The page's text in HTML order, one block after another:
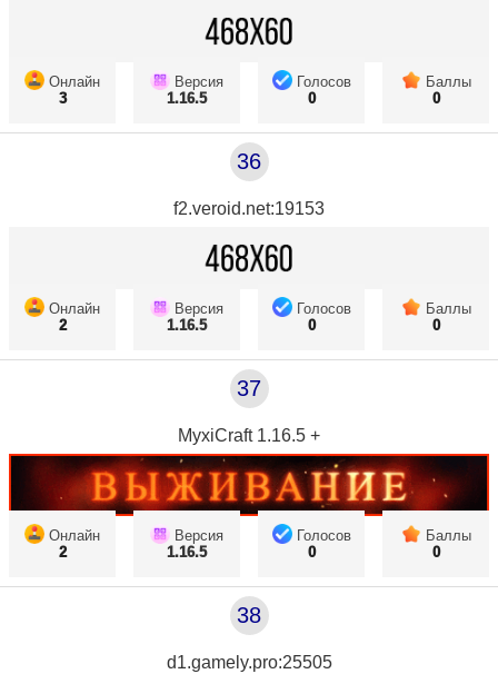
Онлайн
3
Версия
1.16.5
Голосов
0
Баллы
0
36
f2.veroid.net:19153
Онлайн
2
Версия
1.16.5
Голосов
0
Баллы
0
37
MyxiCraft 1.16.5 +
Онлайн
2
Версия
1.16.5
Голосов
0
Баллы
0
38
d1.gamely.pro:25505